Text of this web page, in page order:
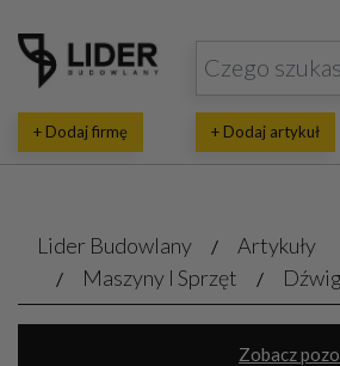
+ Dodaj firmę + Dodaj artykuł
Lider Budowlany
Artykuły
Maszyny I Sprzęt
Zobacz